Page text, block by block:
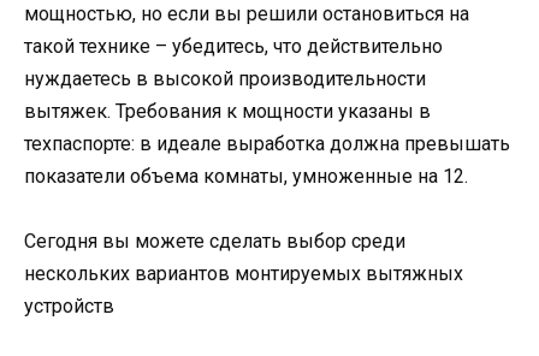
мощностью, но если вы решили остановиться на
такой технике – убедитесь, что действительно
нуждаетесь в высокой производительности
вытяжек. Требования к мощности указаны в
техпаспорте: в идеале выработка должна превышать
показатели объема комнаты, умноженные на 12.
Сегодня вы можете сделать выбор среди
нескольких вариантов монтируемых вытяжных
устройств